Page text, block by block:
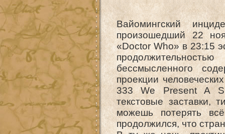
Вайомингский
произошедший 22
«Doctor Who» в 23:15
бессмысленного
проекции
333 We Present A
текстовые
можешь потерять
продолжился, что